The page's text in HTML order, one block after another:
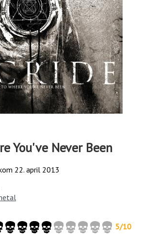
You've Never Been
22. april 2013
5/10